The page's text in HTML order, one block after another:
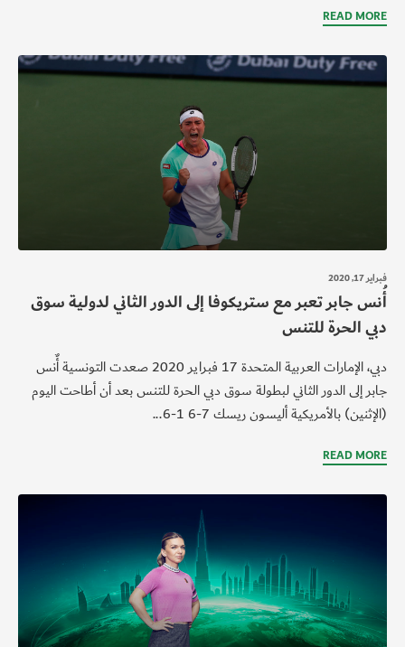
READ MORE
فبراير 17, 2020
أُنس جابر تعبر مع ستريكوفا إلى الدور الثاني لدولية سوق
دبي الحرة للتنس
دبي، الإمارات العربية المتحدة 17 فبراير 2020 صعدت التونسية أٌنس
جابر إلى الدور الثاني لبطولة سوق دبي الحرة للتنس بعد أن أطاحت اليوم
(الإثنين) بالأمريكية أليسون ريسك 7-6 1-6...
READ MORE